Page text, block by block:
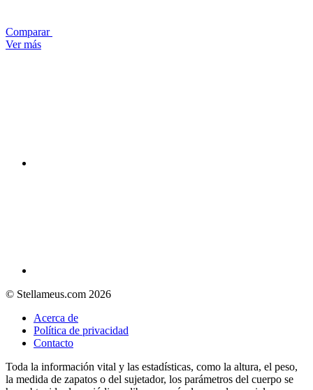
Comparar
Ver más
© Stellameus.com 2026
Acerca de
Política de privacidad
Contacto
Toda la información vital y las estadísticas, como la altura, el peso,
la medida de zapatos o del sujetador, los parámetros del cuerpo se